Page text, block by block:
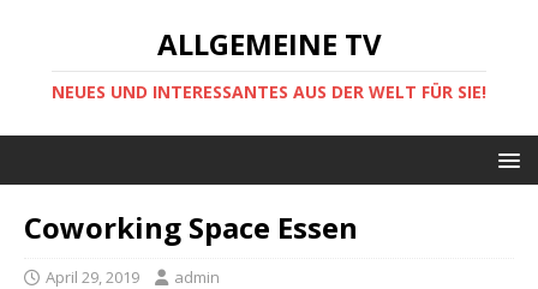
ALLGEMEINE TV
NEUES UND INTERESSANTES AUS DER WELT FÜR SIE!
Coworking Space Essen
April 29, 2019 admin